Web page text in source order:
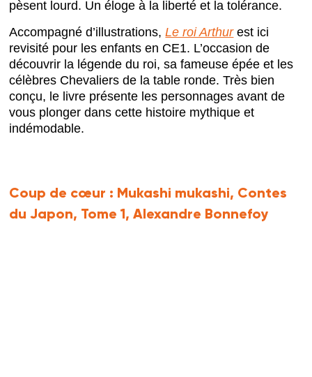
pèsent lourd. Un éloge à la liberté et la tolérance.
Accompagné d’illustrations,Le roi Arthurest ici
revisité pour les enfants en CE1. L’occasion de
découvrir la légende du roi, sa fameuse épée et les
célèbres Chevaliers de la table ronde. Très bien
conçu, le livre présente les personnages avant de
vous plonger dans cette histoire mythique et
indémodable.
Coup de cœur : Mukashi mukashi, Contes
du Japon, Tome 1, Alexandre Bonnefoy